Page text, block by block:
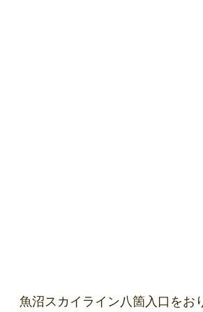
魚沼スカイライン八箇入口をお